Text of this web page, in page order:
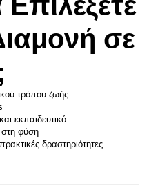
σε
τρόπου ζωής
εκπαιδευτικό
στη φύση
δραστηριότητες